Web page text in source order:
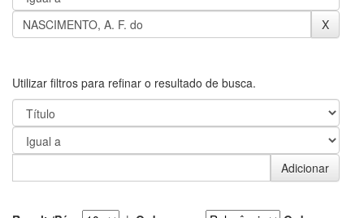
Utilizar filtros para refinar o resultado de busca.